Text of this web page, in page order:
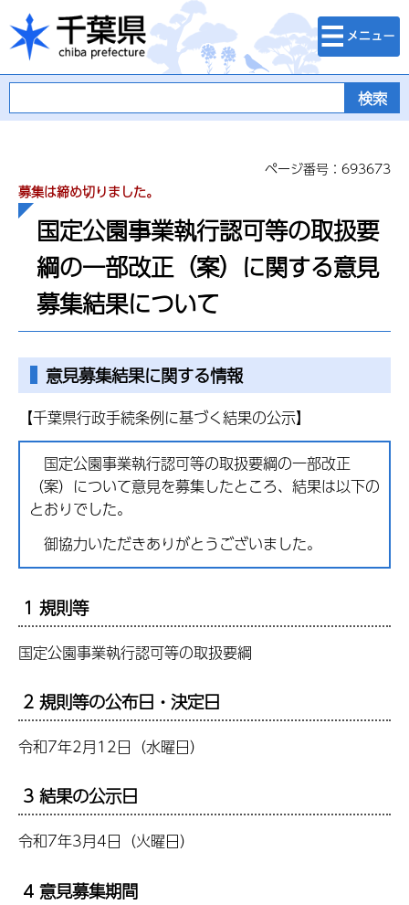
千葉県
検索・メニュ
ー
ページ番号：693673
募集は締め切りました。
国定公園事業執行認可等の取扱要
綱の一部改正（案）に関する意見
募集結果について
意見募集結果に関する情報
【千葉県行政手続条例に基づく結果の公示】
国定公園事業執行認可等の取扱要綱の一部改正
（案）について意見を募集したところ、結果は以下の
とおりでした。
御協力いただきありがとうございました。
1 規則等
国定公園事業執行認可等の取扱要綱
2 規則等の公布日・決定日
令和7年2月12日（水曜日）
3 結果の公示日
令和7年3月4日（火曜日）
4 意見募集期間